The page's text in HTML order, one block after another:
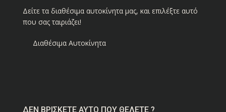
Δείτε τα διαθέσιμα αυτοκίνητα μας, και επιλέξτε αυτό
που σας ταιριάζει!
Διαθέσιμα Αυτοκίνητα
ΔΕΝ ΒΡΙΣΚΕΤΕ ΑΥΤΟ ΠΟΥ ΘΕΛΕΤΕ ?